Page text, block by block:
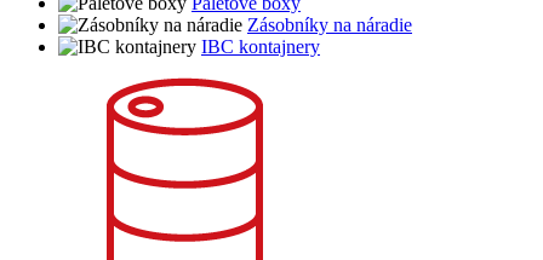
Zásobníky na náradie
IBC kontajnery